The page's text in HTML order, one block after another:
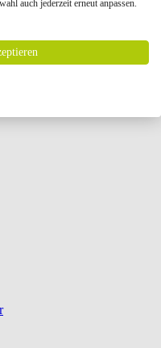
auch jederzeit erneut anpassen.